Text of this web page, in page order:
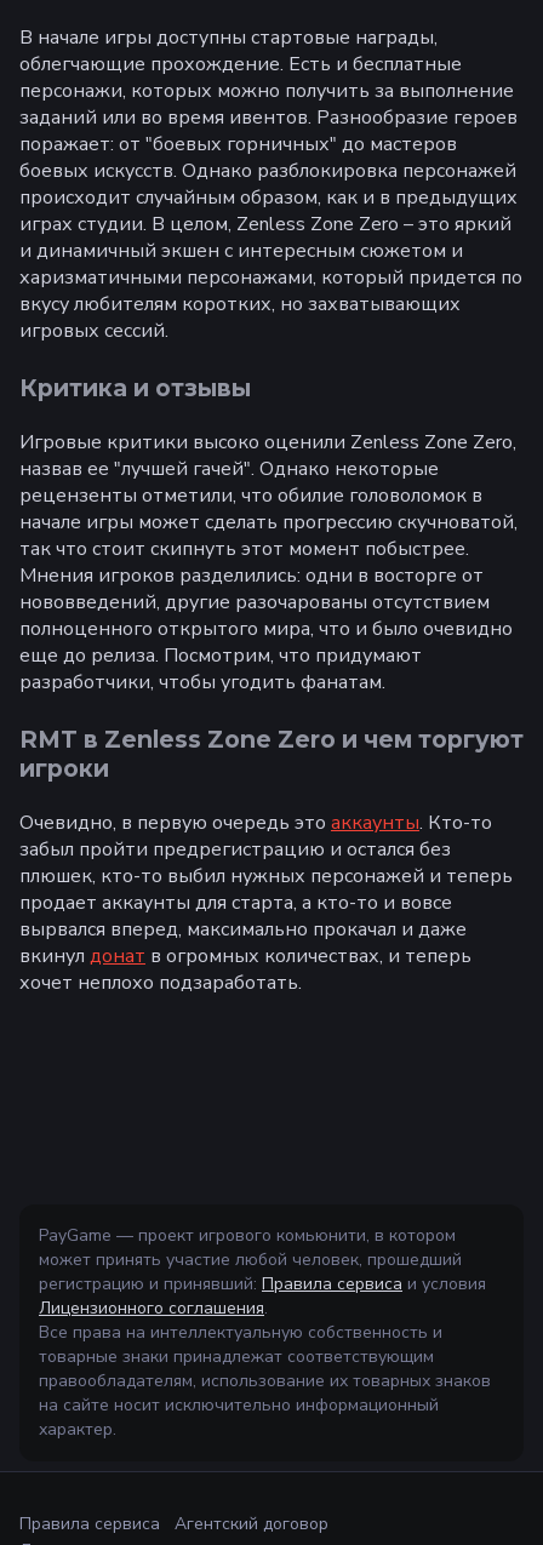
В начале игры доступны стартовые награды,
облегчающие прохождение. Есть и бесплатные
персонажи, которых можно получить за выполнение
заданий или во время ивентов. Разнообразие героев
поражает: от "боевых горничных" до мастеров
боевых искусств. Однако разблокировка персонажей
происходит случайным образом, как и в предыдущих
играх студии. В целом, Zenless Zone Zero – это яркий
и динамичный экшен с интересным сюжетом и
харизматичными персонажами, который придется по
вкусу любителям коротких, но захватывающих
игровых сессий.
Критика и отзывы
Игровые критики высоко оценили Zenless Zone Zero,
назвав ее "лучшей гачей". Однако некоторые
рецензенты отметили, что обилие головоломок в
начале игры может сделать прогрессию скучноватой,
так что стоит скипнуть этот момент побыстрее.
Мнения игроков разделились: одни в восторге от
нововведений, другие разочарованы отсутствием
полноценного открытого мира, что и было очевидно
еще до релиза. Посмотрим, что придумают
разработчики, чтобы угодить фанатам.
RMT в Zenless Zone Zero и чем торгуют
игроки
Очевидно, в первую очередь это аккаунты. Кто-то
забыл пройти предрегистрацию и остался без
плюшек, кто-то выбил нужных персонажей и теперь
продает аккаунты для старта, а кто-то и вовсе
вырвался вперед, максимально прокачал и даже
вкинул донат в огромных количествах, и теперь
хочет неплохо подзаработать.
PayGame — проект игрового комьюнити, в котором
может принять участие любой человек, прошедший
регистрацию и принявший: Правила сервиса и условия
Лицензионного соглашения.
Все права на интеллектуальную собственность и
товарные знаки принадлежат соответствующим
правообладателям, использование их товарных знаков
на сайте носит исключительно информационный
характер.
Правила сервиса
Агентский договор